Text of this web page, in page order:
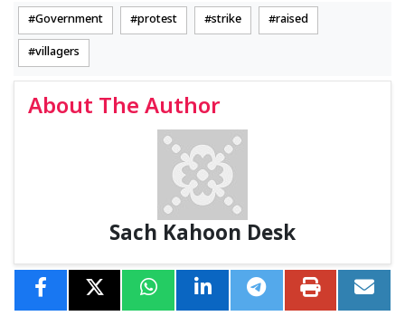
Government protest strike raised
villagers
About The Author
Sach Kahoon Desk